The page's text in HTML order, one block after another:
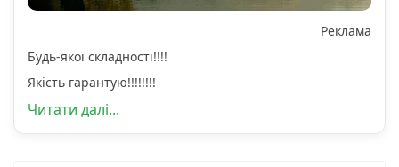
Реклама
Будь-якої складності!!!!
Якість гарантую!!!!!!!!
Читати далі...